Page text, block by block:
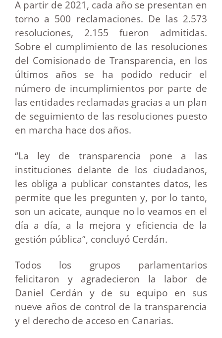
A partir de 2021, cada año se presentan en
torno a 500 reclamaciones. De las 2.573
resoluciones, 2.155 fueron admitidas.
Sobre el cumplimiento de las resoluciones
del Comisionado de Transparencia, en los
últimos años se ha podido reducir el
número de incumplimientos por parte de
las entidades reclamadas gracias a un plan
de seguimiento de las resoluciones puesto
en marcha hace dos años.
“La ley de transparencia pone a las
instituciones delante de los ciudadanos,
les obliga a publicar constantes datos, les
permite que les pregunten y, por lo tanto,
son un acicate, aunque no lo veamos en el
día a día, a la mejora y eficiencia de la
gestión pública”, concluyó Cerdán.
Todos los grupos parlamentarios
felicitaron y agradecieron la labor de
Daniel Cerdán y de su equipo en sus
nueve años de control de la transparencia
y el derecho de acceso en Canarias.